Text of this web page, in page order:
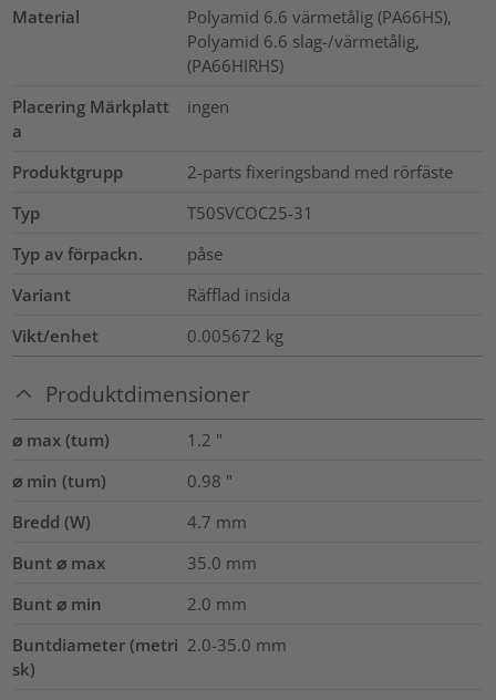
Material
Polyamid 6.6 värmetålig (PA66HS),
Polyamid 6.6 slag-/värmetålig,
(PA66HIRHS)
Placering Märkplatt
a
ingen
Produktgrupp
2-parts fixeringsband med rörfäste
Typ
T50SVCOC25-31
Typ av förpackn.
påse
Variant
Räfflad insida
Vikt/enhet
0.005672 kg
Produktdimensioner
⌀ max (tum) 1.2 "
⌀ min (tum)
0.98 "
Bredd (W)
4.7 mm
Bunt ⌀ max
35.0 mm
Bunt ⌀ min
2.0 mm
Buntdiameter (metri
sk)
2.0-35.0 mm